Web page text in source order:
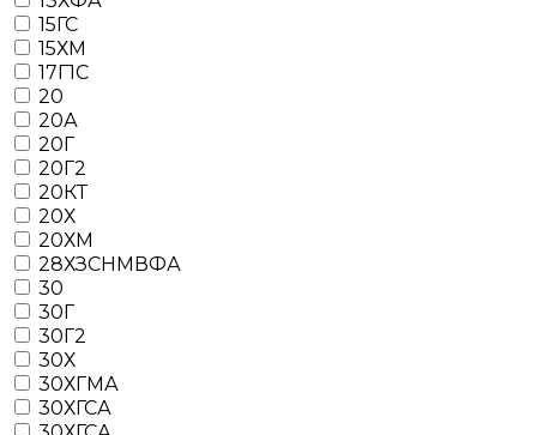
15ГС
15ХМ
17Г1С
20
20А
20Г
20Г2
20КТ
20Х
20ХМ
28ХЗСНМВФА
30
30Г
30Г2
30Х
30ХГМА
30ХГСА